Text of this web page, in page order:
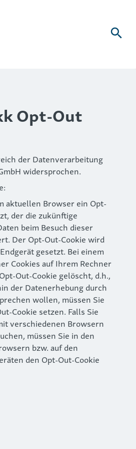
Opt-Out
der Datenverarbeitung
widersprochen.
aktuellen Browser ein Opt-
der die zukünftige
beim Besuch dieser
Der Opt-Out-Cookie wird
gesetzt. Bei einem
Cookies auf Ihrem Rechner
Out-Cookie gelöscht, d.h.,
der Datenerhebung durch
wollen, müssen Sie
Cookie setzen. Falls Sie
verschiedenen Browsern
müssen Sie in den
bzw. auf den
den Opt-Out-Cookie